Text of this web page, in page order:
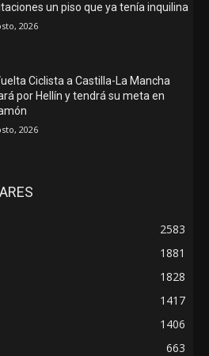
un piso que ya tenía inquilina
2026
Ciclista a Castilla-La Mancha
por Hellín y tendrá su meta en
2026
2583
1881
1828
1417
1406
663